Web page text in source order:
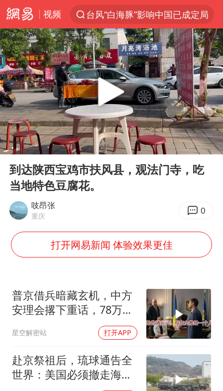
视频
台风“白海豚”影响中国已成定局
聚“绿”成势，结构转型活力足
部分美国AI模型被指持续实施有害行为
印度暴发金迪普拉病毒
杭州一小区17楼玻璃幕墙爆裂
郑国霖回应去景区上班被保安拦下
律师称“梅姨”若满75岁或不适用死刑
陕西潼关强降雨引发土崖滑坡1人失联
陕西柞水突发泥石流致1死2失联
“梅姨”准确年龄仍未知
顾客称吃炭火烤肉商家收10元炭火费
网红全程直播“荒岛改造”被查处
美国退回1000亿美元关税
李亚鹏向地铁吐血女孩捐99999元
杨某某拒服兵役 不得录用为公务员
中国经济展现强大韧性和活力
Play
00:00 05:54
到达陕西宝鸡市扶风县，观法门寺，吃
当地特色豆腐花。
吱昂张
重庆 0
打开网易新闻 体验效果更佳
普京借兵暗藏玄机，中方
安理会撂下重话，78万件
星空解密站 打开APP
赴京祭祖后，琉球通告全
世界：美国必须撤走海马